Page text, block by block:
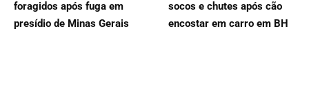
foragidos após fuga em
presídio de Minas Gerais
socos e chutes após cão
encostar em carro em BH